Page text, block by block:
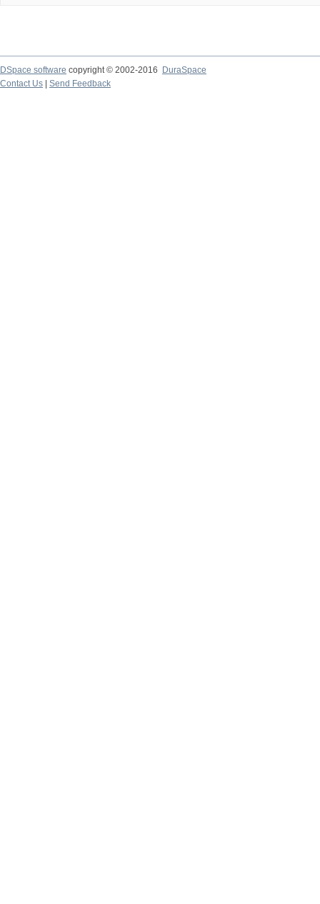
DSpace software copyright © 2002-2016
DuraSpace
Contact Us
Send Feedback